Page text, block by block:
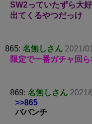
SW2っていたずら大
出てくるやつだっけ
865: 名無しさん 2021/
限定で一番ガチャ回
869: 名無しさん 2021/
>>865
ババンチ